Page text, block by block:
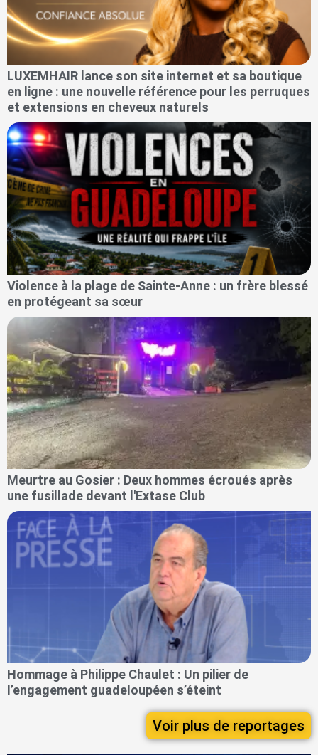
LUXEMHAIR lance son site internet et sa boutique
en ligne : une nouvelle référence pour les perruques
et extensions en cheveux naturels
Violence à la plage de Sainte-Anne : un frère blessé
en protégeant sa sœur
Meurtre au Gosier : Deux hommes écroués après
une fusillade devant l'Extase Club
Hommage à Philippe Chaulet : Un pilier de
l’engagement guadeloupéen s’éteint
Voir plus de reportages